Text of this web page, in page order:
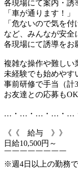
各現場にて案内・
「車が通ります！」
「危ないので気を付
など、みんなが安全
各現場にて誘導をお
複雑な操作や難しい
未経験でも始めやす
事前研修で手当（計
お友達との応募も
…・…・…・…・…
《《 給与 》》
日給10,500円～
￣￣￣￣￣￣￣￣
※週4日以上の勤務